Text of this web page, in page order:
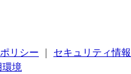
リシー
セキュリティ情報
環境